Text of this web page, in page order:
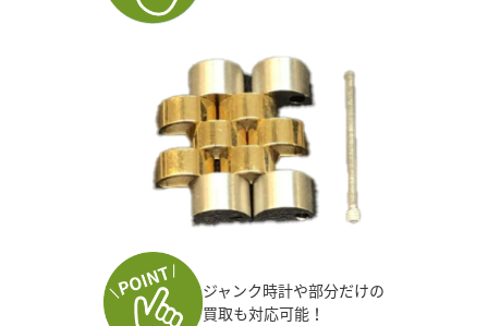
ジャンク時計や部分だけの
買取も対応可能！